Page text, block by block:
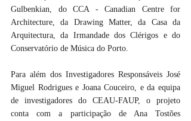
Gulbenkian, do CCA - Canadian Centre for
Architecture, da Drawing Matter, da Casa da
Arquitectura, da Irmandade dos Clérigos e do
Conservatório de Música do Porto.
Para além dos Investigadores Responsáveis José
Miguel Rodrigues e Joana Couceiro, e da equipa
de investigadores do CEAU-FAUP, o projeto
conta com a participação de Ana Tostões